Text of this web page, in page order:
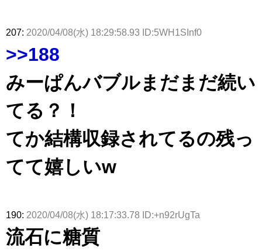
207: 2020/04/08(水) 18:29:58.93 ID:5WH1SInf0
>>188
みーぱんバブルまだまだ続い
てる？！
てか結構収録されてるの残っ
てて嬉しいw
190: 2020/04/08(水) 18:17:33.78 ID:+n92rUgTa
流石に糖質